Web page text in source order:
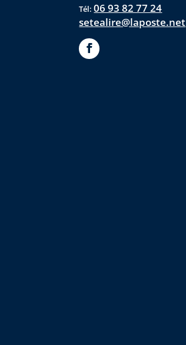
Tél:06 93 82 77 24
setealire@laposte.net